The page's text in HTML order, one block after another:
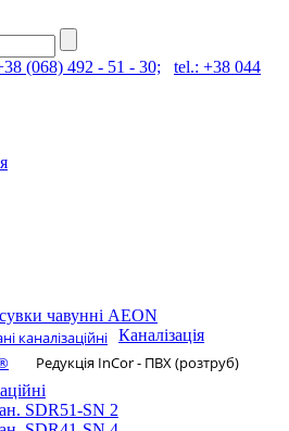
(068) 492 - 51 - 30;
tel.: +38 044
каналізаційні
Редукція InCor - ПВХ (розтруб)
чавунні AEON
Каналізація
SDR51-SN 2